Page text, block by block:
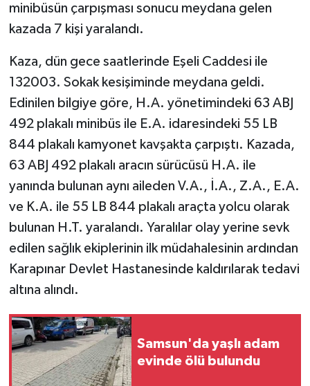
minibüsün çarpışması sonucu meydana gelen
kazada 7 kişi yaralandı.
Kaza, dün gece saatlerinde Eşeli Caddesi ile
132003. Sokak kesişiminde meydana geldi.
Edinilen bilgiye göre, H.A. yönetimindeki 63 ABJ
492 plakalı minibüs ile E.A. idaresindeki 55 LB
844 plakalı kamyonet kavşakta çarpıştı. Kazada,
63 ABJ 492 plakalı aracın sürücüsü H.A. ile
yanında bulunan aynı aileden V.A., İ.A., Z.A., E.A.
ve K.A. ile 55 LB 844 plakalı araçta yolcu olarak
bulunan H.T. yaralandı. Yaralılar olay yerine sevk
edilen sağlık ekiplerinin ilk müdahalesinin ardından
Karapınar Devlet Hastanesinde kaldırılarak tedavi
altına alındı.
Samsun'da yaşlı adam
evinde ölü bulundu